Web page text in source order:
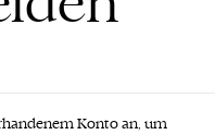
Konto an, um